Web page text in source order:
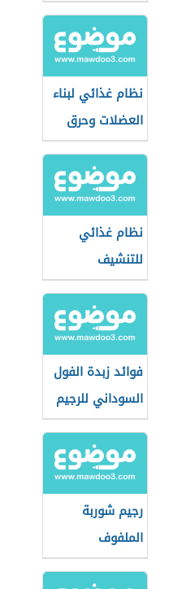
نظام غذائي لبناء
العضلات وحرق
الدهون
نظام غذائي
للتنشيف
فوائد زبدة الفول
السوداني للرجيم
رجيم شوربة
الملفوف